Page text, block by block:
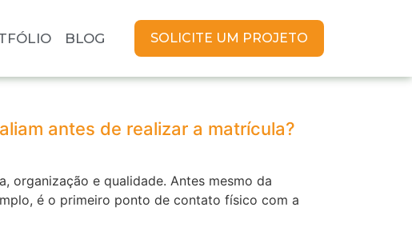
BLOG SOLICITE UM PROJETO
antes de realizar a matrícula?
organização e qualidade. Antes mesmo da
é o primeiro ponto de contato físico com a